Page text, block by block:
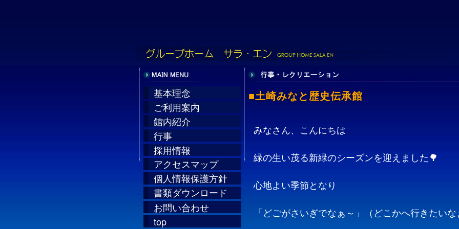
基本理念
ご利用案内
館内紹介
行事
採用情報
アクセスマップ
個人情報保護方針
書類ダウンロード
お問い合わせ
top
■土崎みなと歴史伝承館
みなさん、こんにちは
緑の生い茂る新緑のシーズンを迎えました🌳
心地よい季節となり
「どごがさいぎでなぁ～」（どこかへ行きたい